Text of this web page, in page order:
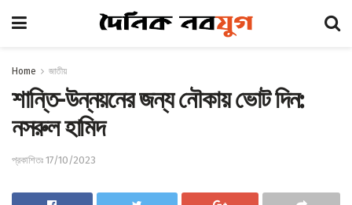
Home জাতীয়
শান্তি-উন্নয়নের জন্য নৌকায় ভোট দিন:
নসরুল হামিদ
প্রকাশিতঃ 17/10/2023